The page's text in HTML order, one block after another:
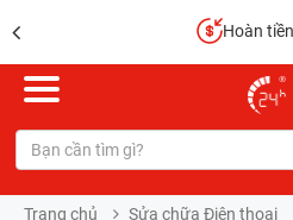
Hoàn
Trang chủ Sửa chữa Điện thoại